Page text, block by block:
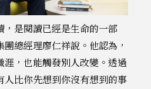
，是閱讀已經是生命的一部
總經理廖仁祥說。他認為，
涯，也能觸發別人改變。透過
人比你先想到你沒有想到的事